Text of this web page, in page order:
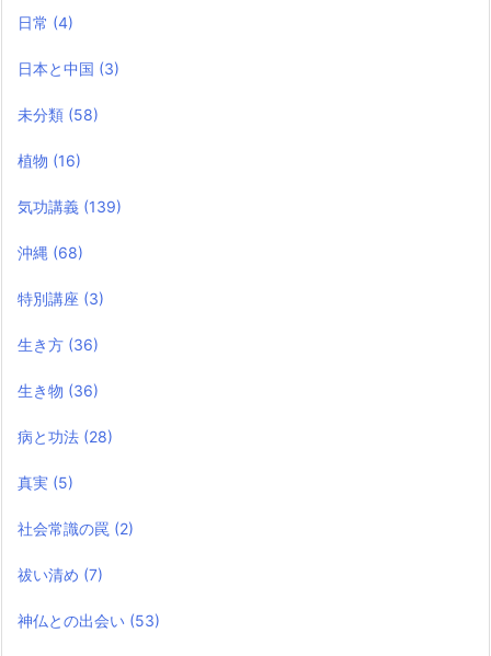
日常 (4)
日本と中国 (3)
未分類 (58)
植物 (16)
気功講義 (139)
沖縄 (68)
特別講座 (3)
生き方 (36)
生き物 (36)
病と功法 (28)
真実 (5)
社会常識の罠 (2)
祓い清め (7)
神仏との出会い (53)